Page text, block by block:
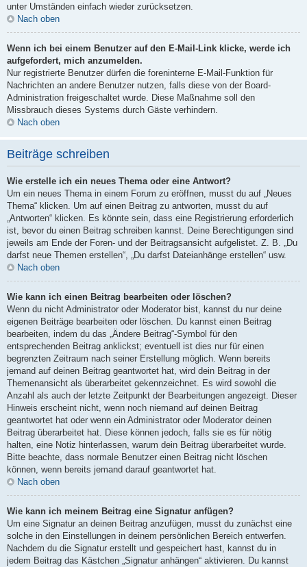
unter Umständen einfach wieder zurücksetzen.
Nach oben
Wenn ich bei einem Benutzer auf den E-Mail-Link klicke, werde ich
aufgefordert, mich anzumelden.
Nur registrierte Benutzer dürfen die foreninterne E-Mail-Funktion für
Nachrichten an andere Benutzer nutzen, falls diese von der Board-
Administration freigeschaltet wurde. Diese Maßnahme soll den
Missbrauch dieses Systems durch Gäste verhindern.
Nach oben
Beiträge schreiben
Wie erstelle ich ein neues Thema oder eine Antwort?
Um ein neues Thema in einem Forum zu eröffnen, musst du auf „Neues
Thema“ klicken. Um auf einen Beitrag zu antworten, musst du auf
„Antworten“ klicken. Es könnte sein, dass eine Registrierung erforderlich
ist, bevor du einen Beitrag schreiben kannst. Deine Berechtigungen sind
jeweils am Ende der Foren- und der Beitragsansicht aufgelistet. Z. B. „Du
darfst neue Themen erstellen“, „Du darfst Dateianhänge erstellen“ usw.
Nach oben
Wie kann ich einen Beitrag bearbeiten oder löschen?
Wenn du nicht Administrator oder Moderator bist, kannst du nur deine
eigenen Beiträge bearbeiten oder löschen. Du kannst einen Beitrag
bearbeiten, indem du das „Ändere Beitrag“-Symbol für den
entsprechenden Beitrag anklickst; eventuell ist dies nur für einen
begrenzten Zeitraum nach seiner Erstellung möglich. Wenn bereits
jemand auf deinen Beitrag geantwortet hat, wird dein Beitrag in der
Themenansicht als überarbeitet gekennzeichnet. Es wird sowohl die
Anzahl als auch der letzte Zeitpunkt der Bearbeitungen angezeigt. Dieser
Hinweis erscheint nicht, wenn noch niemand auf deinen Beitrag
geantwortet hat oder wenn ein Administrator oder Moderator deinen
Beitrag überarbeitet hat. Diese können jedoch, falls sie es für nötig
halten, eine Notiz hinterlassen, warum dein Beitrag überarbeitet wurde.
Bitte beachte, dass normale Benutzer einen Beitrag nicht löschen
können, wenn bereits jemand darauf geantwortet hat.
Nach oben
Wie kann ich meinem Beitrag eine Signatur anfügen?
Um eine Signatur an deinen Beitrag anzufügen, musst du zunächst eine
solche in den Einstellungen in deinem persönlichen Bereich entwerfen.
Nachdem du die Signatur erstellt und gespeichert hast, kannst du in
jedem Beitrag das Kästchen „Signatur anhängen“ aktivieren. Du kannst